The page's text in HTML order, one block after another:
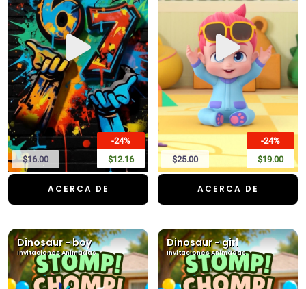
-24%
$12.16
$16.00
ACERCA DE
-24%
$19.00
$25.00
ACERCA DE
Dinosaur - boy
Invitaciones Animadas
Dinosaur - girl
Invitaciones Animadas